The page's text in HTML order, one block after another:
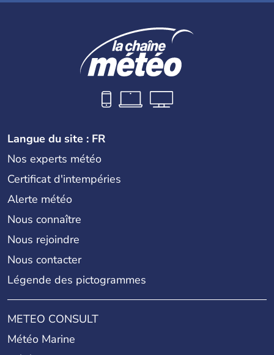
Langue du site : FR
Nos experts météo
Certificat d'intempéries
Alerte météo
Nous connaître
Nous rejoindre
Nous contacter
Légende des pictogrammes
METEO CONSULT
Météo Marine